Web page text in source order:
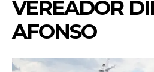
VEREADOR
AFONSO